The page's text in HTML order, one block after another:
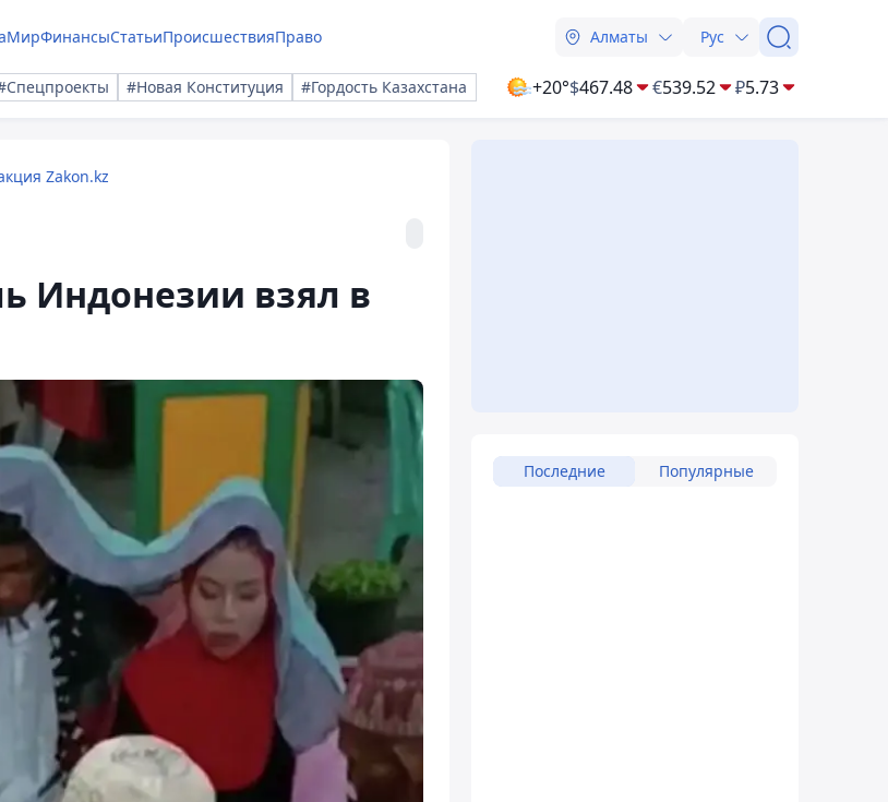
МирФинансыСтатьиПроисшествияПраво Алматы Рус
#Новая Конституция #Гордость Казахстана +20°$467.48 €539.52 ₽5.73
Zakon.kz
Индонезии взял в
Последние Популярные